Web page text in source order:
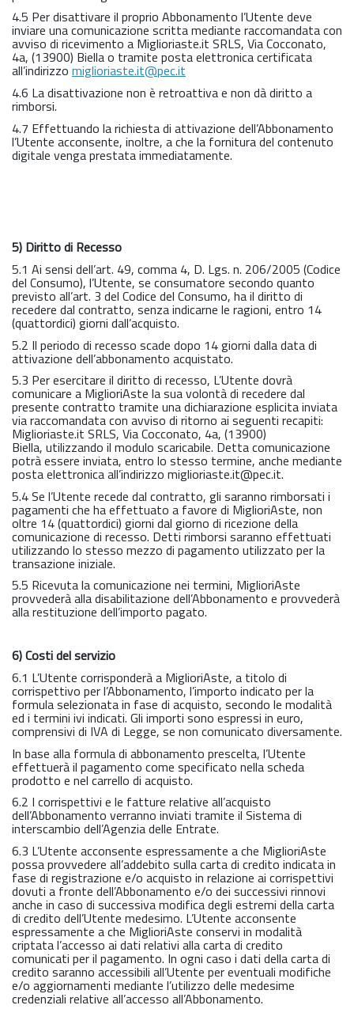
4.5 Per disattivare il proprio Abbonamento l’Utente deve
inviare una comunicazione scritta mediante raccomandata con
avviso di ricevimento a Miglioriaste.it SRLS, Via Cocconato,
4a, (13900) Biella o tramite posta elettronica certificata
all’indirizzo miglioriaste.it@pec.it
4.6 La disattivazione non è retroattiva e non dà diritto a
rimborsi.
4.7 Effettuando la richiesta di attivazione dell’Abbonamento
l’Utente acconsente, inoltre, a che la fornitura del contenuto
digitale venga prestata immediatamente.
5) Diritto di Recesso
5.1 Ai sensi dell’art. 49, comma 4, D. Lgs. n. 206/2005 (Codice
del Consumo), l’Utente, se consumatore secondo quanto
previsto all’art. 3 del Codice del Consumo, ha il diritto di
recedere dal contratto, senza indicarne le ragioni, entro 14
(quattordici) giorni dall’acquisto.
5.2 Il periodo di recesso scade dopo 14 giorni dalla data di
attivazione dell’abbonamento acquistato.
5.3 Per esercitare il diritto di recesso, L’Utente dovrà
comunicare a MiglioriAste la sua volontà di recedere dal
presente contratto tramite una dichiarazione esplicita inviata
via raccomandata con avviso di ritorno ai seguenti recapiti:
Miglioriaste.it SRLS, Via Cocconato, 4a, (13900)
Biella, utilizzando il modulo scaricabile. Detta comunicazione
potrà essere inviata, entro lo stesso termine, anche mediante
posta elettronica all’indirizzo miglioriaste.it@pec.it.
5.4 Se l’Utente recede dal contratto, gli saranno rimborsati i
pagamenti che ha effettuato a favore di MiglioriAste, non
oltre 14 (quattordici) giorni dal giorno di ricezione della
comunicazione di recesso. Detti rimborsi saranno effettuati
utilizzando lo stesso mezzo di pagamento utilizzato per la
transazione iniziale.
5.5 Ricevuta la comunicazione nei termini, MiglioriAste
provvederà alla disabilitazione dell’Abbonamento e provvederà
alla restituzione dell’importo pagato.
6) Costi del servizio
6.1 L’Utente corrisponderà a MiglioriAste, a titolo di
corrispettivo per l’Abbonamento, l’importo indicato per la
formula selezionata in fase di acquisto, secondo le modalità
ed i termini ivi indicati. Gli importi sono espressi in euro,
comprensivi di IVA di Legge, se non comunicato diversamente.
In base alla formula di abbonamento prescelta, l’Utente
effettuerà il pagamento come specificato nella scheda
prodotto e nel carrello di acquisto.
6.2 I corrispettivi e le fatture relative all’acquisto
dell’Abbonamento verranno inviati tramite il Sistema di
interscambio dell’Agenzia delle Entrate.
6.3 L’Utente acconsente espressamente a che MiglioriAste
possa provvedere all’addebito sulla carta di credito indicata in
fase di registrazione e/o acquisto in relazione ai corrispettivi
dovuti a fronte dell’Abbonamento e/o dei successivi rinnovi
anche in caso di successiva modifica degli estremi della carta
di credito dell’Utente medesimo. L’Utente acconsente
espressamente a che MiglioriAste conservi in modalità
criptata l’accesso ai dati relativi alla carta di credito
comunicati per il pagamento. In ogni caso i dati della carta di
credito saranno accessibili all’Utente per eventuali modifiche
e/o aggiornamenti mediante l’utilizzo delle medesime
credenziali relative all’accesso all’Abbonamento.